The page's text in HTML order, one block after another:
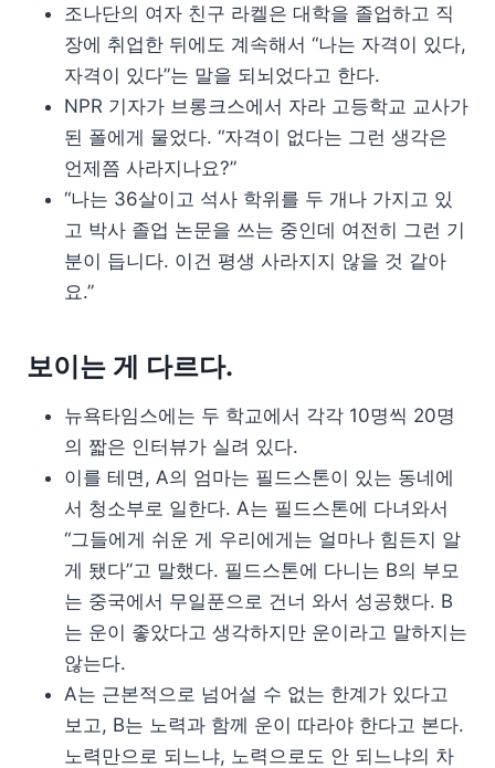
조나단의 여자 친구 라켈은 대학을 졸업하고 직
장에 취업한 뒤에도 계속해서 “나는 자격이 있다,
자격이 있다”는 말을 되뇌었다고 한다.
NPR 기자가 브롱크스에서 자라 고등학교 교사가
된 폴에게 물었다. “자격이 없다는 그런 생각은
언제쯤 사라지나요?”
“나는 36살이고 석사 학위를 두 개나 가지고 있
고 박사 졸업 논문을 쓰는 중인데 여전히 그런 기
분이 듭니다. 이건 평생 사라지지 않을 것 같아
요.”
보이는 게 다르다.
뉴욕타임스에는 두 학교에서 각각 10명씩 20명
의 짧은 인터뷰가 실려 있다.
이를 테면, A의 엄마는 필드스톤이 있는 동네에
서 청소부로 일한다. A는 필드스톤에 다녀와서
“그들에게 쉬운 게 우리에게는 얼마나 힘든지 알
게 됐다”고 말했다. 필드스톤에 다니는 B의 부모
는 중국에서 무일푼으로 건너 와서 성공했다. B
는 운이 좋았다고 생각하지만 운이라고 말하지는
않는다.
A는 근본적으로 넘어설 수 없는 한계가 있다고
보고, B는 노력과 함께 운이 따라야 한다고 본다.
노력만으로 되느냐, 노력으로도 안 되느냐의 차